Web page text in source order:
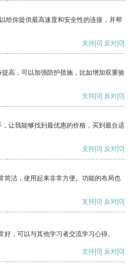
给你提供最高速度和安全性的连接，并帮
支持[0] 反对[0]
高，可以加强防护措施，比如增加双重验
支持[0] 反对[0]
让我能够找到最优惠的价格，买到最合适
支持[0] 反对[0]
简洁，使用起来非常方便。功能的布局也
支持[0] 反对[0]
，可以与其他学习者交流学习心得。
支持[0] 反对[0]